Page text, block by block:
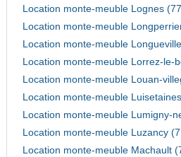
Location monte-meuble Lognes
Location monte-meuble
Location monte-meuble
Location monte-meuble Lorrez-le-
Location monte-meuble Louan-
Location monte-meuble
Location monte-meuble Lumigny-
Location monte-meuble Luzancy
Location monte-meuble Machault